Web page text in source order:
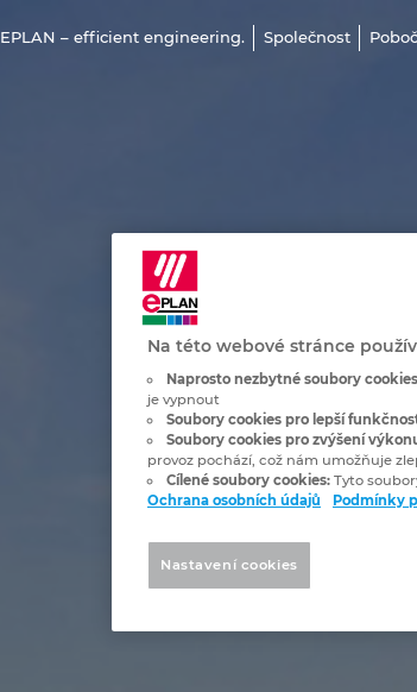
EPLAN – efficient engineering. Společnost
Na této webové stránce
Naprosto nezbytné soubory
je vypnout
Soubory cookies pro lepší
Soubory cookies pro zvýšení
provoz pochází, což nám umožňuje
Cílené soubory cookies: Tyto
Ochrana osobních údajů
Podmínky
Nastavení cookies